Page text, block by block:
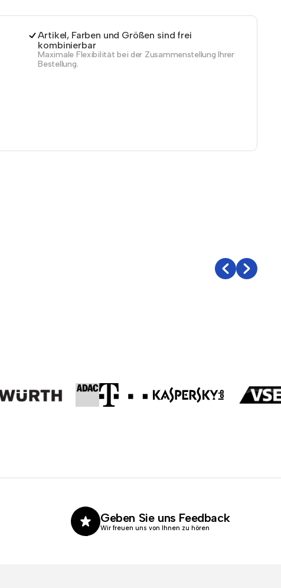
Artikel, Farben und Größen sind frei
kombinierbar
Maximale Flexibilität bei der Zusammenstellung Ihrer
Bestellung.
Geben Sie uns Feedback
Wir freuen uns von Ihnen zu hören